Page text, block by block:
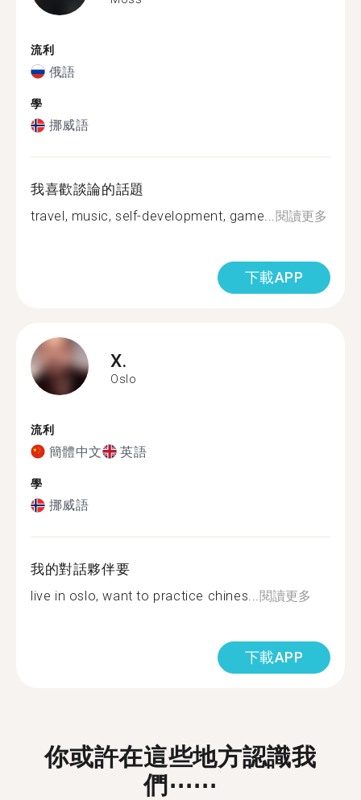
流利
俄語
學
挪威語
我喜歡談論的話題
travel, music, self-development, game...閱讀更多
下載APP
X.
Oslo
流利
簡體中文 英語
學
挪威語
我的對話夥伴要
live in oslo, want to practice chines...閱讀更多
下載APP
你或許在這些地方認識我
們⋯⋯